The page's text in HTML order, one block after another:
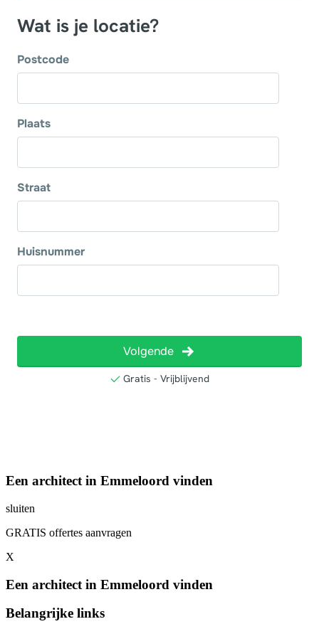
Een architect in Emmeloord vinden
sluiten
GRATIS offertes aanvragen
X
Een architect in Emmeloord vinden
Belangrijke links